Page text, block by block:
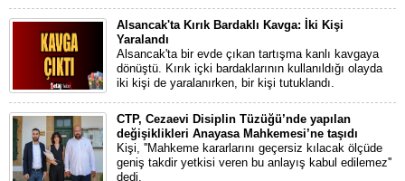
Alsancak'ta Kırık Bardaklı Kavga: İki Kişi
Yaralandı
Alsancak'ta bir evde çıkan tartışma kanlı kavgaya
dönüştü. Kırık içki bardaklarının kullanıldığı olayda
iki kişi de yaralanırken, bir kişi tutuklandı.
CTP, Cezaevi Disiplin Tüzüğü’nde yapılan
değişiklikleri Anayasa Mahkemesi’ne taşıdı
Kişi, ''Mahkeme kararlarını geçersiz kılacak ölçüde
geniş takdir yetkisi veren bu anlayış kabul edilemez''
dedi.